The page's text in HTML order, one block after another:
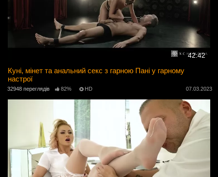
42:42
Куні, мінет та анальний секс з гарною Пані у гарному
настрої
32948 переглядів 82% HD 07.03.2023